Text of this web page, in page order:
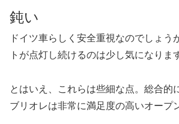
鈍い
ドイツ車らしく安全重視なのでしょう
トが点灯し続けるのは少し気になりま
とはいえ、これらは些細な点。総合的
ブリオレは非常に満足度の高いオープ